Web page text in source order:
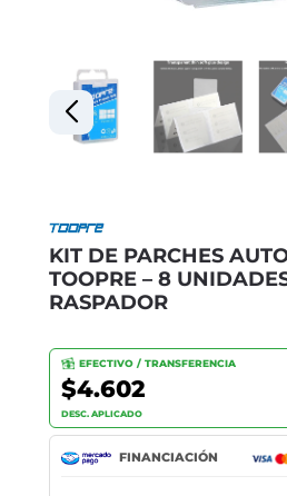
KIT DE PARCHES
TOOPRE – 8
RASPADOR
EFECTIVO / TRANSFERENCIA
$4.602
DESC. APLICADO
FINANCIACIÓN